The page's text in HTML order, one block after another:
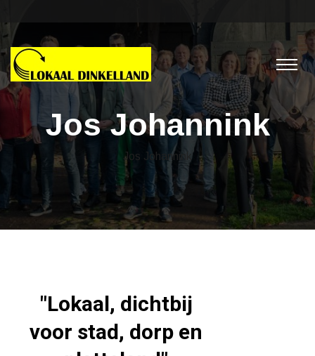
Jos Johannink
Jos Johannink
"Lokaal, dichtbij
voor stad, dorp en